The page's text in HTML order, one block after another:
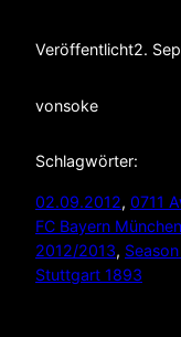
Veröffentlicht2.
vonsoke
Schlagwörter:
02.09.2012, 0711
FC Bayern München
2012/2013,
Stuttgart 1893